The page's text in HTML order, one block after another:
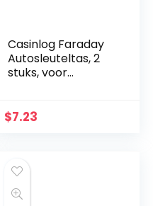
Casinlog Faraday
Autosleuteltas, 2
stuks, voor
registratie van fob
$7.23